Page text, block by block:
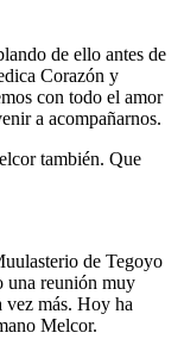
de ello antes de
Corazón y
con todo el amor
a acompañarnos.
también. Que
de Tegoyo
una reunión muy
vez más. Hoy ha
Melcor.